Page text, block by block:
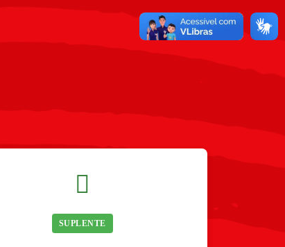
SUPLENTE